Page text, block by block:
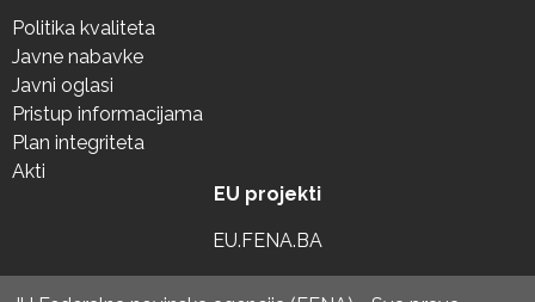
Politika kvaliteta
Javne nabavke
Javni oglasi
Pristup informacijama
Plan integriteta
Akti
EU projekti
EU.FENA.BA